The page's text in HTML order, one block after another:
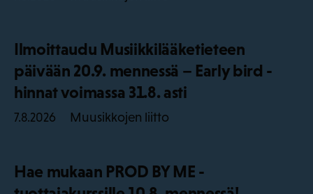
Ilmoittaudu Musiikkilääketieteen
päivään 20.9. mennessä – Early bird -
hinnat voimassa 31.8. asti
7.8.2026 Muusikkojen liitto
Hae mukaan PROD BY ME -